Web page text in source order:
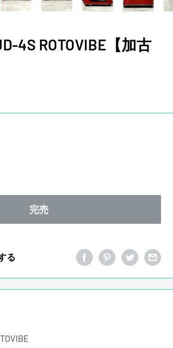
4S ROTOVIBE【加古
完売
る